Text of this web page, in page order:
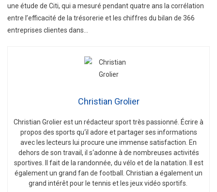
une étude de Citi, qui a mesuré pendant quatre ans la corrélation
entre l’efficacité de la trésorerie et les chiffres du bilan de 366
entreprises clientes dans…
Christian Grolier
Christian Gro lierestun rédacteursporttrès passionné Écrire à
propos des sports qu‘il adore etpartagerses informations
avec les lecteurs ui procure une immense satisfaction En
dehors de son travail , il s‘adonne à de nombreuses activités
sportives faitde la randonnée, du vé lo etde la natation
est
égal ementun grand fan de football Christian a égal ementun
grand intérêtpourle tennis etles jeuxvidéo sportifs